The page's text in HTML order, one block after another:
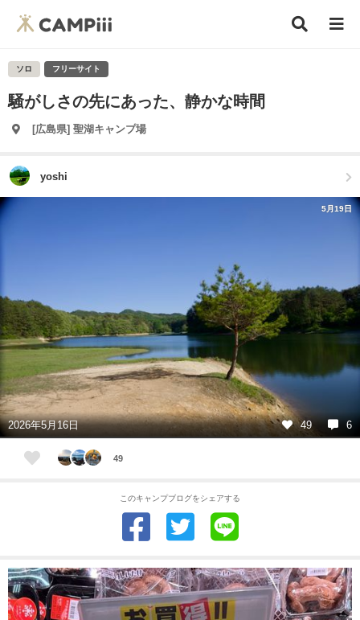
ソロ フリーサイト
騒がしさの先にあった、静かな時間
[広島県] 聖湖キャンプ場
yoshi
5月19日
2026年5月16日 49 6
49
このキャンプブログをシェアする